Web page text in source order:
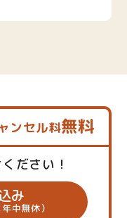
ンセル料無料
ださい！
み
中無休）